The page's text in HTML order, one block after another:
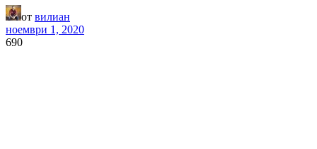
от вилиан
ноември 1, 2020
690